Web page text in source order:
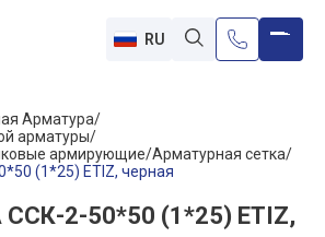
RU
Арматура
арматуры
армирующие Арматурная сетка
(1*25) ETIZ, черная
2-50*50 (1*25) ETIZ,